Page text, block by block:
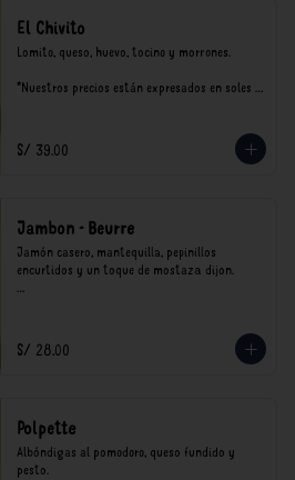
El Chivito
Lomito, queso, huevo, tocino y morrones.
*Nuestros precios están expresados en soles e
S/ 39.00
Jambon - Beurre
Jamón casero, mantequilla, pepinillos
encurtidos y un toque de mostaza dijon.
consumo.
S/ 28.00
Polpette
Albóndigas al pomodoro, queso fundido y
pesto.